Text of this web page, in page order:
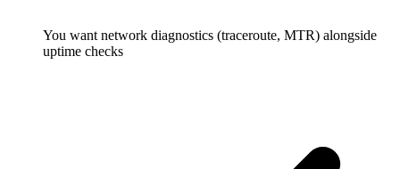
You want network diagnostics (traceroute, MTR) alongside
uptime checks